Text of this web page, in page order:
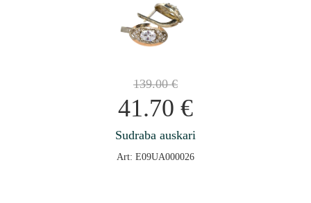
139.00€
41.70 €
Sudraba auskari
Art: E09UA000026